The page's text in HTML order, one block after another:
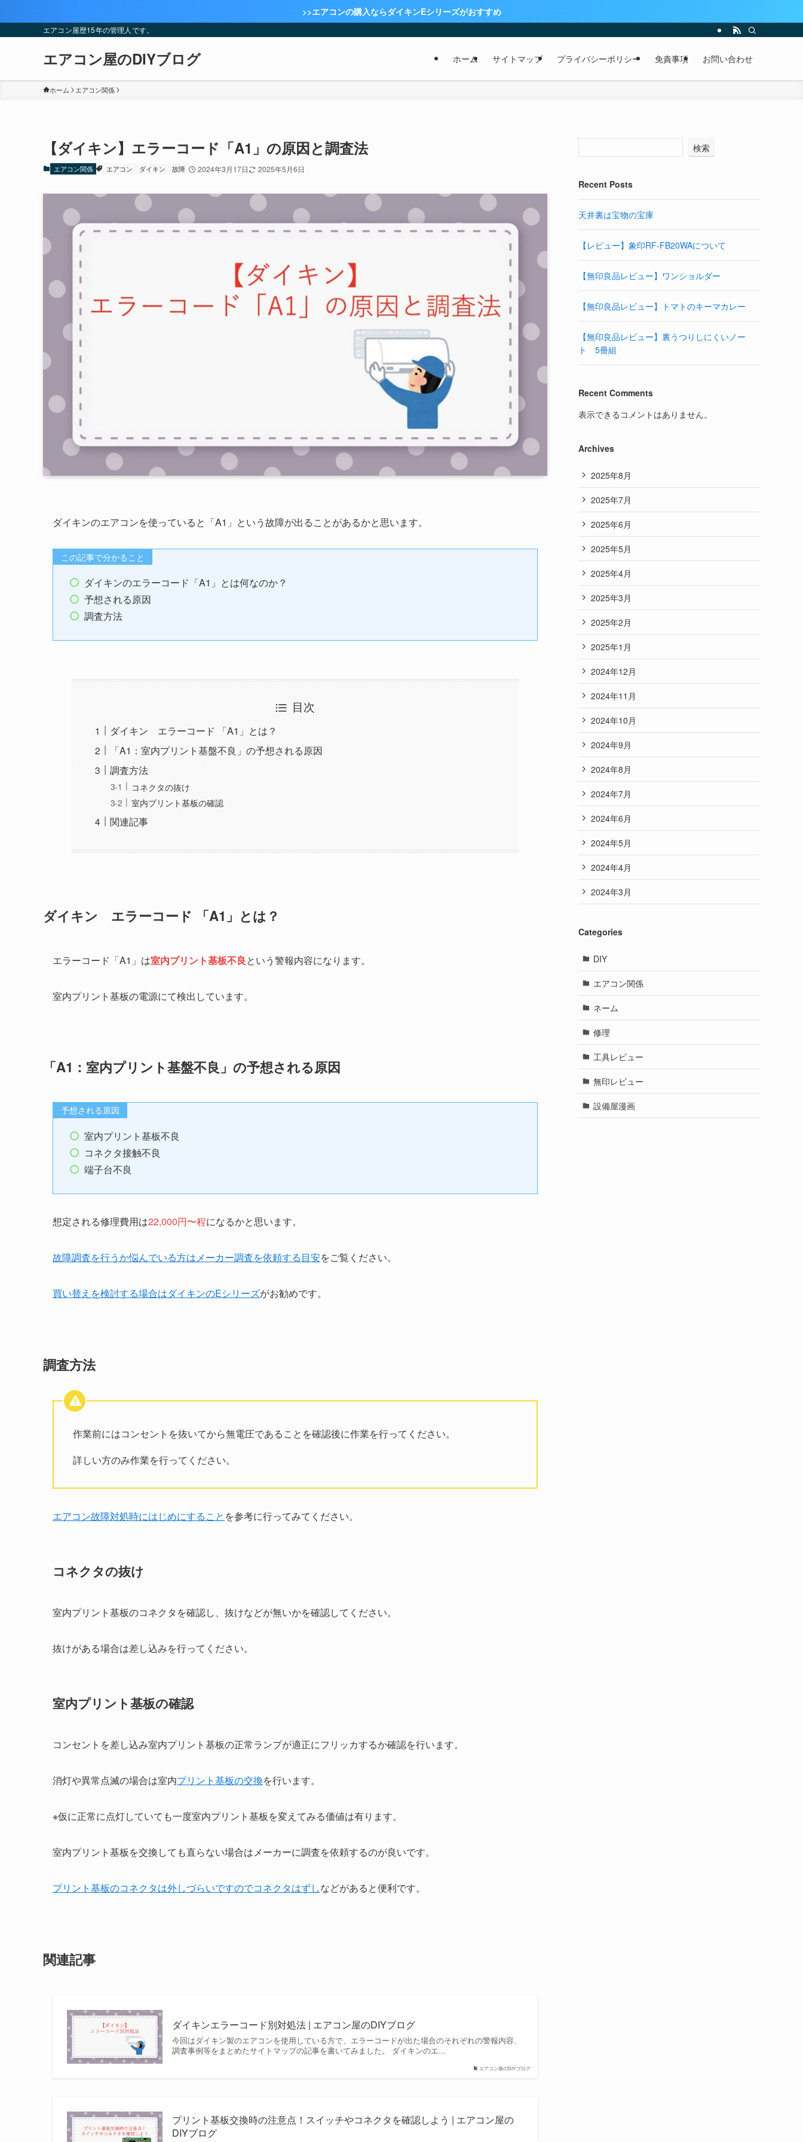
>>エアコンの購入ならダイキンEシリーズがおすすめ
エアコン屋歴15年の管理人です。
エアコン屋のDIYブログ ホーム サイトマップ プライバシーポリシー 免責事項 お問い合わせ
ホーム エアコン関係
【ダイキン】エラーコード「A1」の原因と調査法
エアコン関係 エアコン ダイキン 故障 2024年3月17日 2025年5月6日
ダイキンのエアコンを使っていると「A1」という故障が出ることがあるかと思います。
この記事で分かること
ダイキンのエラーコード「A1」とは何なのか？
予想される原因
調査方法
目次
ダイキン エラーコード 「A1」とは？
「A1：室内プリント基盤不良」の予想される原因
調査方法
コネクタの抜け
室内プリント基板の確認
関連記事
ダイキン エラーコード 「A1」とは？
エラーコード「A1」は室内プリント基板不良という警報内容になります。
室内プリント基板の電源にて検出しています。
「A1：室内プリント基盤不良」の予想される原因
予想される原因
室内プリント基板不良
コネクタ接触不良
端子台不良
想定される修理費用は22,000円〜程になるかと思います。
故障調査を行うか悩んでいる方はメーカー調査を依頼する目安をご覧ください。
買い替えを検討する場合はダイキンのEシリーズがお勧めです。
調査方法
作業前にはコンセントを抜いてから無電圧であることを確認後に作業を行ってください。
詳しい方のみ作業を行ってください。
エアコン故障対処時にはじめにすること を参考に行ってみてください。
コネクタの抜け
室内プリント基板のコネクタを確認し、抜けなどが無いかを確認してください。
抜けがある場合は差し込みを行ってください。
室内プリント基板の確認
コンセントを差し込み室内プリント基板の正常ランプが適正にフリッカするか確認を行います。
消灯や異常点滅の場合は室内プリント基板の交換を行います。
※仮に正常に点灯していても一度室内プリント基板を変えてみる価値は有ります。
室内プリント基板を交換しても直らない場合はメーカーに調査を依頼するのが良いです。
プリント基板のコネクタは外しづらいですのでコネクタはずしなどがあると便利です。
関連記事
エアコン屋のDIYブログ
ダイキンエラーコード別対処法 | エアコン屋のDIYブログ
今回はダイキン製のエアコンを使用している方で、エラーコードが出た場合のそれぞれの警報内容、
調査事例等をまとめたサイトマップの記事を書いてみました。 ダイキンのエ…
プリント基板交換時の注意点！スイッチやコネクタを確認しよう | エアコン屋の
DIYブログ
検索
Recent Posts
天井裏は宝物の宝庫
【レビュー】象印RF-FB20WAについて
【無印良品レビュー】ワンショルダー
【無印良品レビュー】トマトのキーマカレー
【無印良品レビュー】裏うつりしにくいノー
ト 5冊組
Recent Comments
表示できるコメントはありません。
Archives
2025年8月
2025年7月
2025年6月
2025年5月
2025年4月
2025年3月
2025年2月
2025年1月
2024年12月
2024年11月
2024年10月
2024年9月
2024年8月
2024年7月
2024年6月
2024年5月
2024年4月
2024年3月
Categories
DIY
エアコン関係
ネーム
修理
工具レビュー
無印レビュー
設備屋漫画